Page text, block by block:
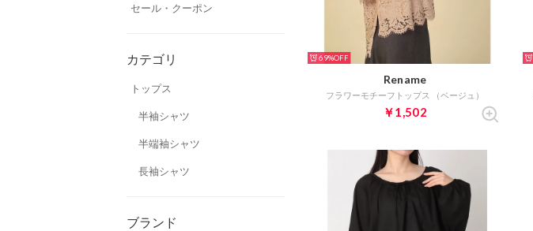
セール・クーポン
カテゴリ
トップス
半袖シャツ
半端袖シャツ
長袖シャツ
ブランド
69%
Rename
フラワーモチーフトップス （ベージュ）
￥1,502